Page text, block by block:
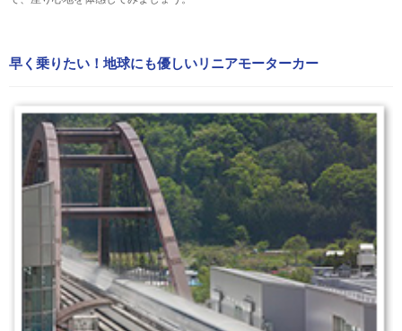
早く乗りたい！地球にも優しいリニアモーターカー